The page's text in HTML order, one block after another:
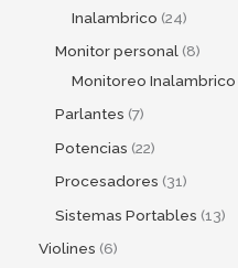
Inalambrico 24
Monitor personal 8
Monitoreo Inalambrico
Parlantes 7
Potencias 22
Procesadores 31
Sistemas Portables 13
Violines 6